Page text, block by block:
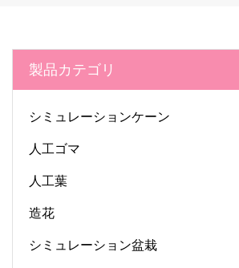
製品カテゴリ
シミュレーションケーン
人工ゴマ
人工葉
造花
シミュレーション盆栽